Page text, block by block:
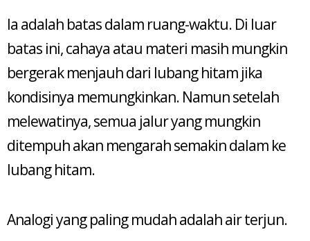
Ia adalah batas dalam ruang-waktu. Di luar
batas ini, cahaya atau materi masih mungkin
bergerak menjauh dari lubang hitam jika
kondisinya memungkinkan. Namun setelah
melewatinya, semua jalur yang mungkin
ditempuh akan mengarah semakin dalam ke
lubang hitam.
Analogi yang paling mudah adalah air terjun.